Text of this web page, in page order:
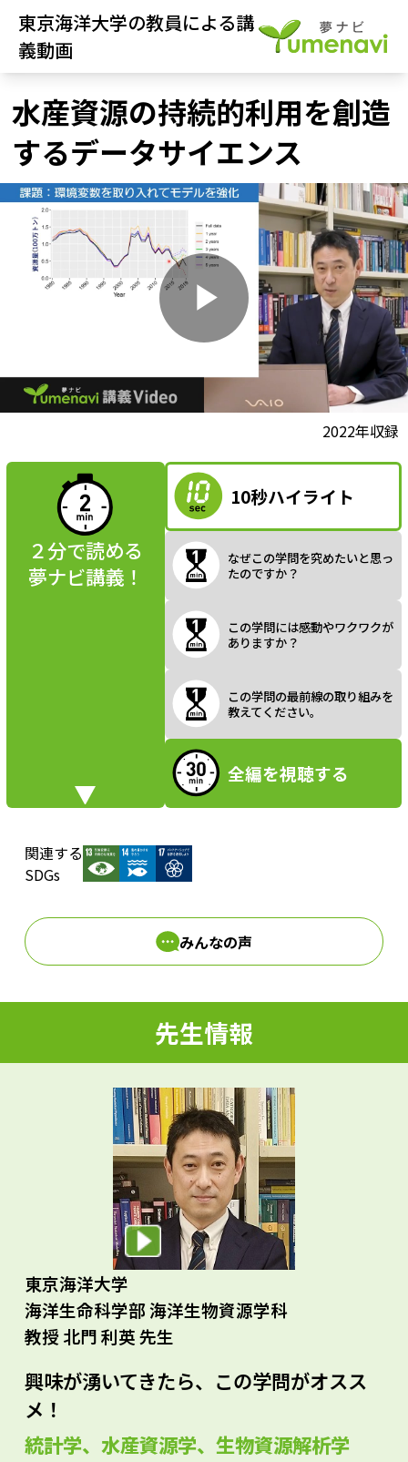
東京海洋大学の教員による講
義動画
水産資源の持続的利用を創造
するデータサイエンス
P
a
y
V
i
e
o
2022年収録
２分で読める
夢ナビ講義！
10秒ハイライト
なぜこの学問を究めたいと思っ
たのですか？
この学問には感動やワクワクが
ありますか？
この学問の最前線の取り組みを
教えてください。
全編を視聴する
関連する
SDGs
みんなの声
先生情報
東京海洋大学
海洋生命科学部 海洋生物資源学科
教授 北門 利英 先生
興味が湧いてきたら、この学問がオスス
メ！
統計学、水産資源学、生物資源解析学